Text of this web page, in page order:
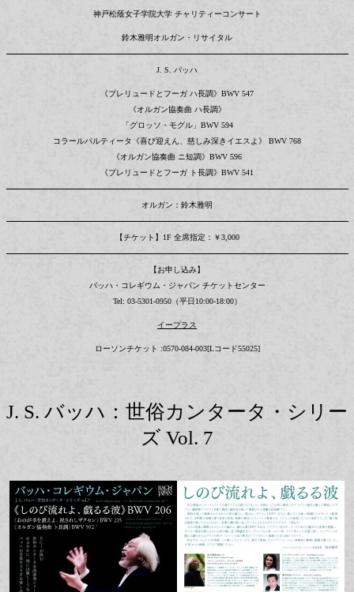
神戸松蔭女子学院大学 チャリティーコンサート
鈴木雅明オルガン・リサイタル
J. S. バッハ
《プレリュードとフーガ ハ長調》BWV 547
《オルガン協奏曲 ハ長調》
「グロッソ・モグル」BWV 594
コラールパルティータ《喜び迎えん、慈しみ深きイエスよ》 BWV 768
《オルガン協奏曲 ニ短調》BWV 596
《プレリュードとフーガ ト長調》BWV 541
オルガン：鈴木雅明
【チケット】1F 全席指定：￥3,000
【お申し込み】
バッハ・コレギウム・ジャパン チケットセンター
Tel: 03-5301-0950（平日10:00-18:00）
イープラス
ローソンチケット :0570-084-003[Lコード55025]
J. S. バッハ：世俗カンタータ・シリー
ズ Vol. 7